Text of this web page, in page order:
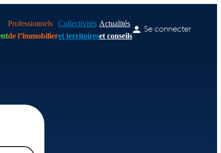
Professionnels
de l’immobilier
Collectivités
et territoires
Actualités
et conseils
Se connecter